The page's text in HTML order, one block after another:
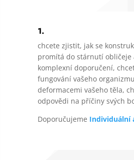
1.
chcete zjistit, jak se
promítá do stárnutí obličeje
komplexní doporučení,
fungování vašeho
deformacemi vašeho těla,
odpovědi na příčiny svých
Doporučujeme Individuální